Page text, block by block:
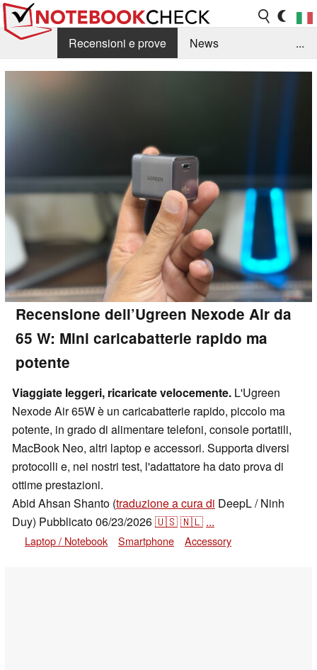
Recensioni e prove
News
Raccolta di recensioni
Info Techniche / Tips
...
Recensione dell’Ugreen Nexode Air da
65 W: Mini caricabatterie rapido ma
potente
Viaggiate leggeri, ricaricate velocemente. L'Ugreen
Nexode Air 65W è un caricabatterie rapido, piccolo ma
potente, in grado di alimentare telefoni, console portatili,
MacBook Neo, altri laptop e accessori. Supporta diversi
protocolli e, nei nostri test, l'adattatore ha dato prova di
ottime prestazioni.
Abid Ahsan Shanto (traduzione a cura di DeepL / Ninh
Duy) Pubblicato06/23/2026🇺🇸🇳🇱 ...
Laptop / Notebook Smartphone Accessory